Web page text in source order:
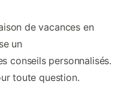
de vacances en
un
conseils personnalisés.
toute question.